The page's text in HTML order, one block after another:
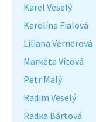
Karel Veselý
Karolína Fialová
Liliana Vernerová
Markéta Vítová
Petr Malý
Radim Veselý
Radka Bártová